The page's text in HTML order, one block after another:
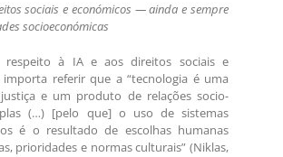
sociais e económicos — ainda e sempre
socioeconómicas
à IA e aos direitos sociais e
importa referir que a “tecnologia é uma
e um produto de relações socio-
(…) [pelo que] o uso de sistemas
é o resultado de escolhas humanas
prioridades e normas culturais” (Niklas,